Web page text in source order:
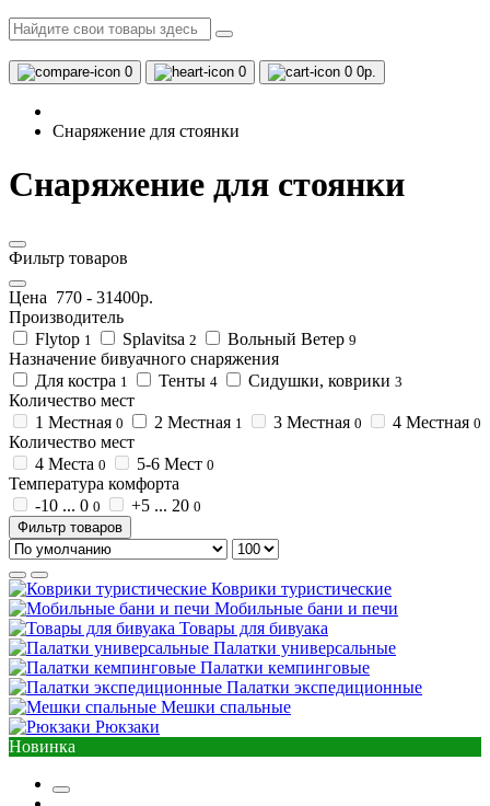
0 0 0 0р.
Снаряжение для стоянки
Снаряжение для стоянки
Фильтр товаров
Цена 770 - 31400р.
Производитель
Flytop 1 Splavitsa 2 Вольный Ветер 9
Назначение бивуачного снаряжения
Для костра 1 Тенты 4 Сидушки, коврики 3
Количество мест
1 Местная 0 2 Местная 1 3 Местная 0 4 Местная 0
Количество мест
4 Места 0 5-6 Мест 0
Температура комфорта
-10 ... 0 0 +5 ... 20 0
Фильтр товаров
Коврики туристические
Мобильные бани и печи
Товары для бивуака
Палатки универсальные
Палатки кемпинговые
Палатки экспедиционные
Мешки спальные
Рюкзаки
Новинка